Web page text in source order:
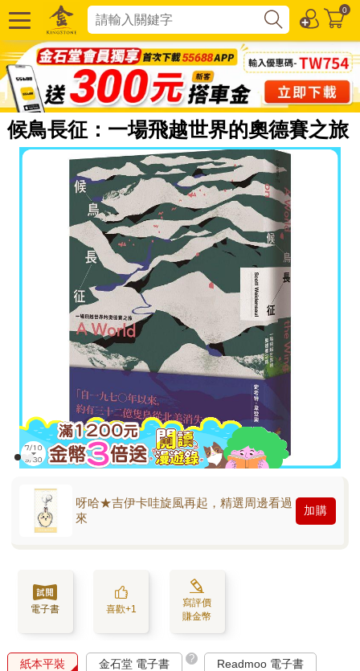
0
候鳥長征：一場飛越世界的奧德賽之旅
呀哈★吉伊卡哇旋風再起，精選周邊看過
來
加購
電子書 喜歡+1
寫評價
賺金幣
紙本平裝 金石堂 電子書 ? Readmoo 電子書